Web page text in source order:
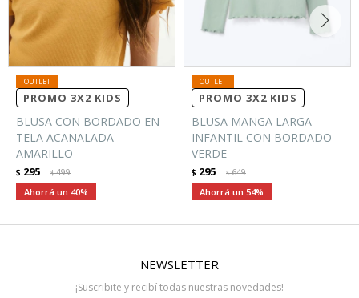
PROMO 3X2 KIDS
BLUSA CON BORDADO EN
TELA ACANALADA -
AMARILLO
$ 295 $499
40
PROMO 3X2 KIDS
BLUSA MANGA LARGA
INFANTIL CON BORDADO -
VERDE
$ 295 $649
54
NEWSLETTER
¡Suscribite y recibí todas nuestras novedades!